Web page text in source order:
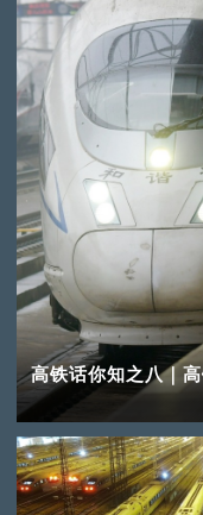
高铁话你知之八｜